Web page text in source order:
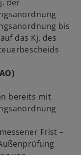
der
bis
das Kj. des
bereits mit
Frist –